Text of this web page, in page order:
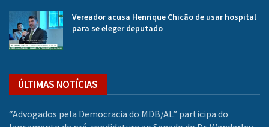
Vereador acusa Henrique Chicão de usar hospital
para se eleger deputado
ÚLTIMAS NOTÍCIAS
“Advogados pela Democracia do MDB/AL” participa do